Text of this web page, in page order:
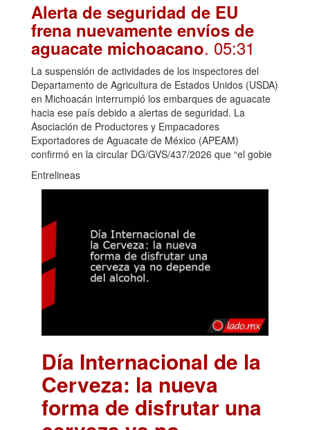
Alerta de seguridad de EU
frena nuevamente envíos de
aguacate michoacano. 05:31
La suspensión de actividades de los inspectores del
Departamento de Agricultura de Estados Unidos (USDA)
en Michoacán interrumpió los embarques de aguacate
hacia ese país debido a alertas de seguridad. La
Asociación de Productores y Empacadores
Exportadores de Aguacate de México (APEAM)
confirmó en la circular DG/GVS/437/2026 que “el gobie
Entrelineas
Día Internacional de la
Cerveza: la nueva
forma de disfrutar una